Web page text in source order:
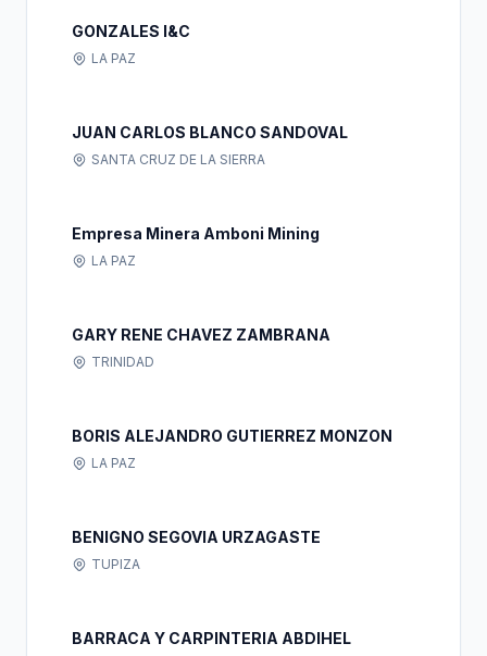
GONZALES I&C
LA PAZ
JUAN CARLOS BLANCO SANDOVAL
SANTA CRUZ DE LA SIERRA
Empresa Minera Amboni Mining
LA PAZ
GARY RENE CHAVEZ ZAMBRANA
TRINIDAD
BORIS ALEJANDRO GUTIERREZ MONZON
LA PAZ
BENIGNO SEGOVIA URZAGASTE
TUPIZA
BARRACA Y CARPINTERIA ABDIHEL